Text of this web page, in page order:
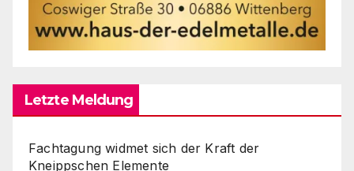
Letzte Meldung
Fachtagung widmet sich der Kraft der
Kneippschen Elemente